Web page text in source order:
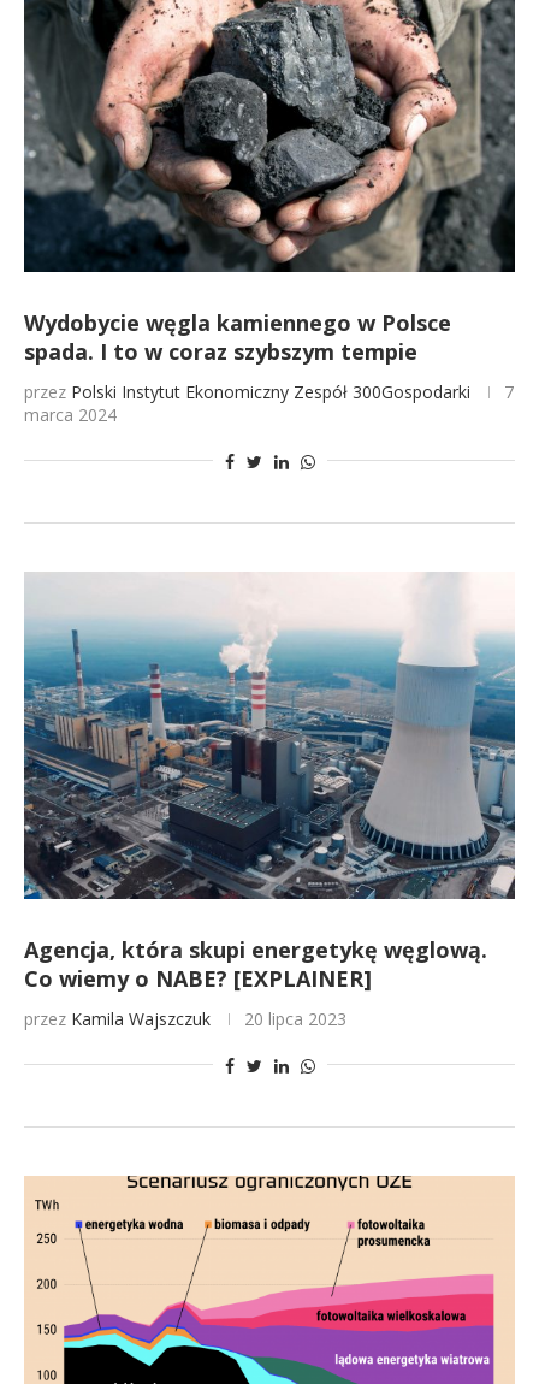
Wydobycie węgla kamiennego w Polsce
spada. I to w coraz szybszym tempie
przez Polski Instytut Ekonomiczny Zespół 300Gospodarki
7
marca 2024
Agencja, która skupi energetykę węglową.
Co wiemy o NABE? [EXPLAINER]
przez Kamila Wajszczuk 20 lipca 2023